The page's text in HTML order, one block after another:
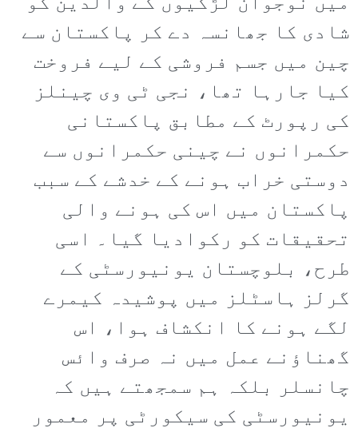
شادی کا جھانسہ دے کر پاکستان سے
چین میں جسم فروشی کے لیے فروخت
کیا جارہا تھا، نجی ٹی وی چینلز
کی رپورٹ کے مطابق پاکستانی
حکمرانوں نے چینی حکمرانوں سے
دوستی خراب ہونے کے خدشے کے سبب
پاکستان میں اس کی ہونے والی
تحقیقات کو رکوادیا گیا۔ اسی
طرح، بلوچستان یونیورسٹی کے
گرلز ہاسٹلز میں پوشیدہ کیمرے
لگے ہونے کا انکشاف ہوا، اس
گھناؤنے عمل میں نہ صرف وائس
چانسلر بلکہ ہم سمجھتے ہیں کہ
یونیورسٹی کی سیکورٹی پر معمور